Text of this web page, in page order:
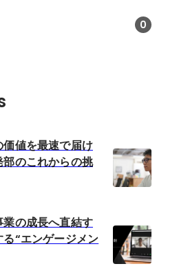
0
価値を最速で届け
のこれからの挑
の成長へ直結す
“エンゲージメン